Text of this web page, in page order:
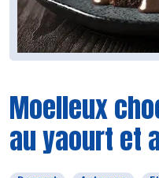
Moelleux
au yaourt et